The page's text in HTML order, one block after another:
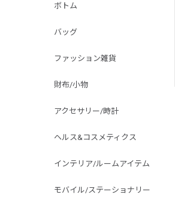
ボトム
バッグ
ファッション雑貨
財布/小物
アクセサリー/時計
ヘルス&コスメティクス
インテリア/ルームアイテム
モバイル/ステーショナリー
プリントTシャツ